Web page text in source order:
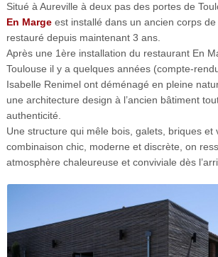
Situé à Aureville à deux pas des portes de
En Margeest installé dans un ancien corps
restauré depuis maintenant 3 ans.
Après une 1ère installation du restaurant En
Toulouse il y a quelques années (compte-
Isabelle Renimel ont déménagé en pleine
une architecture design à l’ancien bâtiment
authenticité.
Une structure qui mêle bois, galets, briques et
combinaison chic, moderne et discrète, on
atmosphère chaleureuse et conviviale dès